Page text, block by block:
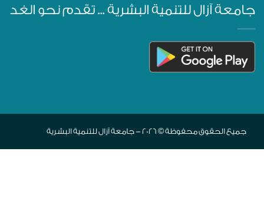
جامعة آزال للتنمية البشرية ... تقدم نحو الغد
جميع الحقوق محفوظة © 2026 - جامعة آزال للتنمية البشرية